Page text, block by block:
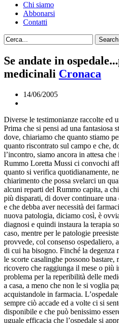
Chi siamo
Abbonarsi
Contatti
Se andate in
medicinali Cronaca
14/06/2005
Diverse le testimonianze raccolte ed
Prima che si pensi ad una fantasiosa
dove, chiariamo che quanto stiamo
quanto riscontrato sul campo e che,
l’incontro, siamo ancora in attesa
Rummo Loretta Mussi ci convochi
quanto si verifica quotidianamente,
chiarimento che possa svelarci un
alcuni reparti del Rummo capita, a
più disparati, di dover continuare
e che debba aver necessità dei
nuova patologia, diciamo così, è
diagnosi e quindi instaura la terapia
caso, mentre per le patologie
provvede, col consenso ospedaliero,
di cui ha bisogno. Finché la degenza
le scorte casalinghe possono bastare,
ricovero che raggiunga il mese o più
problema per la reperibilità delle
a casa, a meno che non le si voglia
acquistandole in farmacia.
sempre ciò accade ed a volte ci si
disponibile e che può benissimo
uguale efficacia che l’ospedale si